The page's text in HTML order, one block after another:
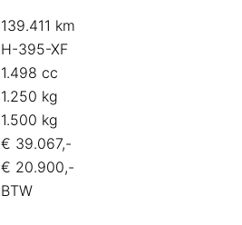
139.411 km
H-395-XF
1.498 cc
1.250 kg
1.500 kg
€ 39.067,-
€ 20.900,-
BTW